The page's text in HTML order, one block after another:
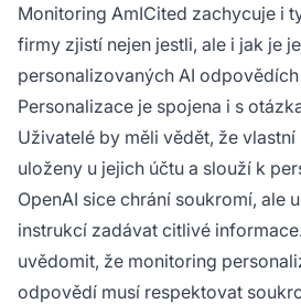
Monitoring AmICited zachycuje i
firmy zjistí nejen jestli, ale i jak je
personalizovaných AI
Personalizace je spojena i s
Uživatelé by měli vědět, že
uloženy u jejich účtu a slouží k
OpenAI sice chrání soukromí, ale
instrukcí zadávat citlivé
uvědomit, že monitoring
odpovědí musí respektovat